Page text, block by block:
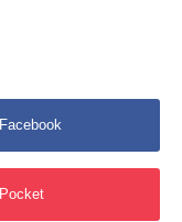
Facebook
Pocket